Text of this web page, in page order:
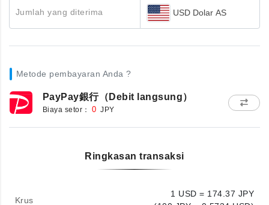
Jumlah yang diterima USD Dolar AS
Metode pembayaran Anda ?
PayPay銀行（Debit langsung）
Biaya setor： 0 JPY
Ringkasan transaksi
Krus
1 USD = 174.37 JPY